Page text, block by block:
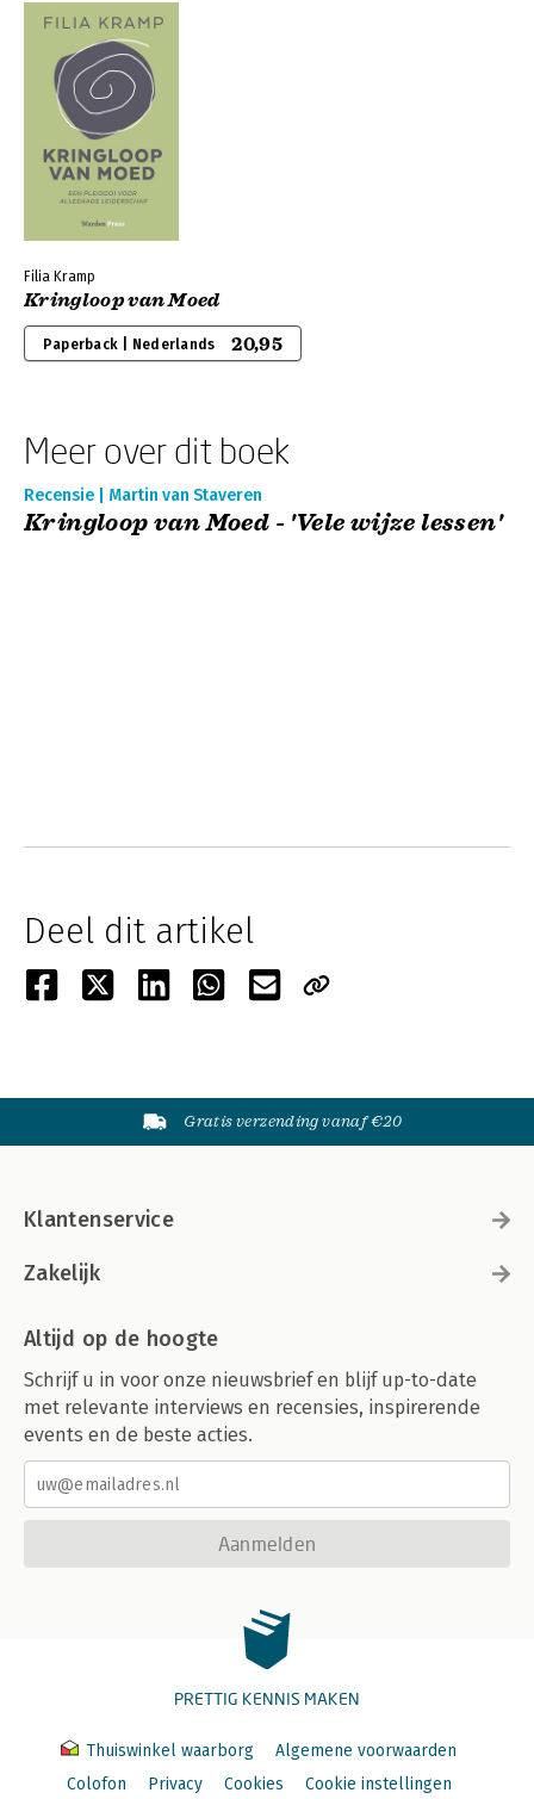
Filia Kramp
Kringloop van Moed
Paperback | Nederlands 20,95
Meer over dit boek
Recensie | Martin van Staveren
Kringloop van Moed - 'Vele wijze lessen'
Deel dit artikel
Gratis verzending vanaf €20
Klantenservice
Zakelijk
Altijd op de hoogte
Schrijf u in voor onze nieuwsbrief en blijf up-to-date
met relevante interviews en recensies, inspirerende
events en de beste acties.
Aanmelden
PRETTIG KENNIS MAKEN
Thuiswinkel waarborg
Algemene voorwaarden
Colofon
Privacy Cookies Cookie instellingen